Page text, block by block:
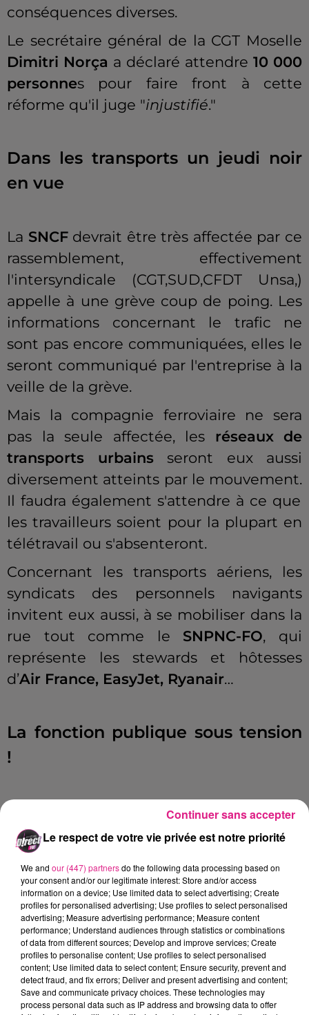
conséquences diverses.
Le secrétaire général de la CGT Moselle
Dimitri Norça a déclaré attendre 10 000
personnes pour faire front à cette
réforme qu'il juge "injustifié."
Dans les transports un jeudi noir
en vue
La SNCFdevrait être très affectée par ce
rassemblement, effectivement
l'intersyndicale (CGT,SUD,CFDT Unsa,)
appelle à une grève coup de poing.Les
informations concernant le trafic ne
sont pas encore communiquées, elles le
seront communiqué par l'entreprise à la
veille de la grève.
Mais la compagnie ferroviaire ne sera
pas la seule affectée, les réseaux de
transports urbainsseront eux aussi
diversement atteints par le mouvement.
Il faudra également s'attendre à ce que
les travailleurs soient pour la plupart en
télétravail ou s'absenteront.
Concernant les transports aériens, les
syndicats des personnels navigants
invitent eux aussi, à se mobiliser dans la
rue tout comme le
SNPNC-FO, qui
représente les stewards et hôtesses
d’Air France, EasyJet, Ryanair…
La fonction publique sous tension
!
La grève entraînera des perturbations
importantes et supplémentaires dans
leshôpitaux
face à une crise sans précédent.La
majeure partie des soignants même
grévistes maintiendrons les soins aux
patients.En revanche, l'accueil dans les
hôpitaux risque de s'aggraver davantage
particulièrement si lagrève dans les
transports, empêche une partie du
Le respect de votre vie privée est notre priorité
We and our (447) partnersdo the following data processing based on
your consent and/or our legitimate interest: Store and/or access
information on a device; Use limited data to select advertising; Create
profiles for personalised advertising; Use profiles to select personalised
advertising; Measure advertising performance; Measure content
performance; Understand audiences through statistics or combinations
of data from different sources; Develop and improve services; Create
profiles to personalise content; Use profiles to select personalised
content; Use limited data to select content; Ensure security, prevent and
detect fraud, and fix errors; Deliver and present advertising and content;
Save and communicate privacy choices. These technologies may
process personal data such as IP address and browsing data to offer
Continuer sans accepter